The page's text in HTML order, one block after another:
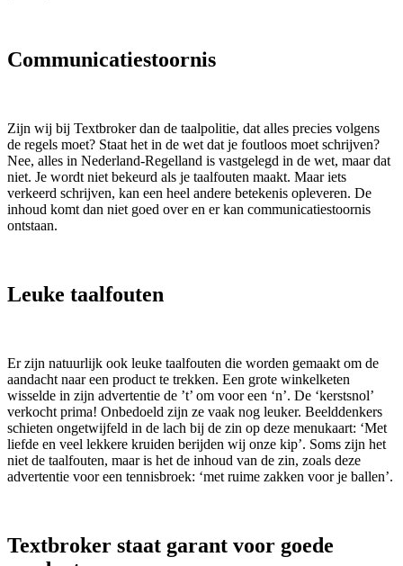
Communicatiestoornis
Zijn wij bij Textbroker dan de taalpolitie, dat alles precies volgens
de regels moet? Staat het in de wet dat je foutloos moet schrijven?
Nee, alles in Nederland-Regelland is vastgelegd in de wet, maar dat
niet. Je wordt niet bekeurd als je taalfouten maakt. Maar iets
verkeerd schrijven, kan een heel andere betekenis opleveren. De
inhoud komt dan niet goed over en er kan communicatiestoornis
ontstaan.
Leuke taalfouten
Er zijn natuurlijk ook leuke taalfouten die worden gemaakt om de
aandacht naar een product te trekken. Een grote winkelketen
wisselde in zijn advertentie de ’t’ om voor een ‘n’. De ‘kerstsnol’
verkocht prima! Onbedoeld zijn ze vaak nog leuker. Beelddenkers
schieten ongetwijfeld in de lach bij de zin op deze menukaart: ‘Met
liefde en veel lekkere kruiden berijden wij onze kip’. Soms zijn het
niet de taalfouten, maar is het de inhoud van de zin, zoals deze
advertentie voor een tennisbroek: ‘met ruime zakken voor je ballen’.
Textbroker staat garant voor goede